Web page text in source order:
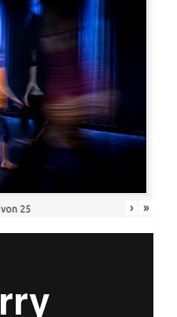
von 25 › »